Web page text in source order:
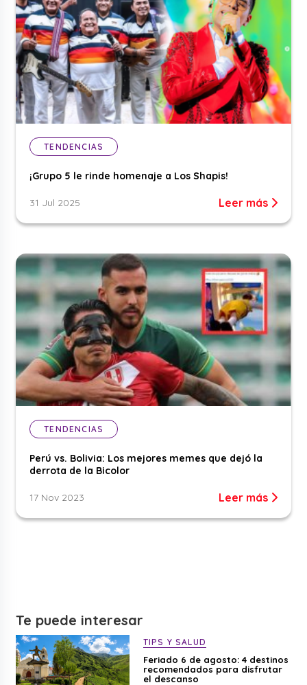
TENDENCIAS
¡Grupo 5 le rinde homenaje a Los Shapis!
31 Jul 2025 Leer más
TENDENCIAS
Perú vs. Bolivia: Los mejores memes que dejó la
derrota de la Bicolor
17 Nov 2023 Leer más
Te puede interesar
TIPS Y SALUD
Feriado 6 de agosto: 4 destinos
recomendados para disfrutar
el descanso